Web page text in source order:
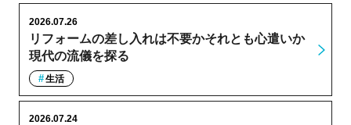
リフォームの差し入れは不要かそれとも心遣いか
現代の流儀を探る
2026.07.26
生活
2026.07.24